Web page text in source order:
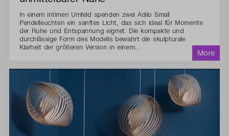
In einem intimen Umfeld spenden zwei Adilo Small
Pendelleuchten ein sanftes Licht, das sich ideal für Momente
der Ruhe und Entspannung eignet. Die kompakte und
durchlässige Form des Modells bewahrt die skulpturale
Klarheit der größeren Version in einem...